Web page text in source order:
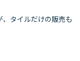
タイルだけの販売も